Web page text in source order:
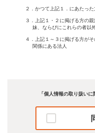
２．かつて上記１．にあたった
３．上記１・２に掲げる方の
妹、ならびにこれらの者以
４．上記１～３に掲げる方がそ
関係にある法人
「個人情報の取り扱い